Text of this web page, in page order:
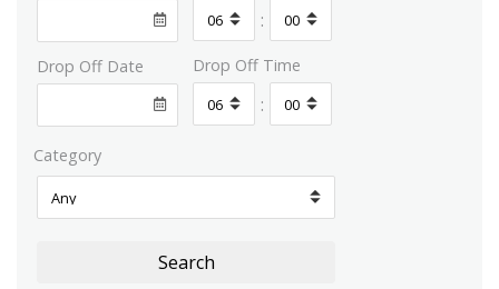
:
Drop Off Date Drop Off Time
:
Category
Search